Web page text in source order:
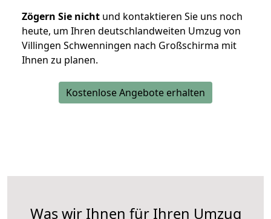
Zögern Sie nicht und kontaktieren Sie uns noch
heute, um Ihren deutschlandweiten Umzug von
Villingen Schwenningen nach Großschirma mit
Ihnen zu planen.
Kostenlose Angebote erhalten
Was wir Ihnen für Ihren Umzug